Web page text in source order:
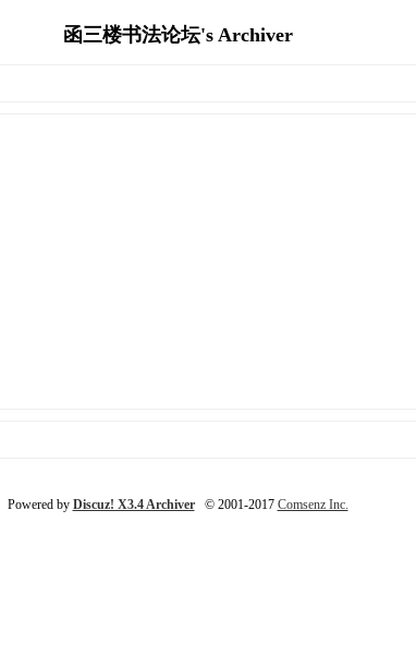
函三楼书法论坛's Archiver
Powered by Discuz! X3.4 Archiver© 2001-2017 Comsenz Inc.